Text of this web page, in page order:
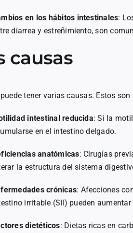
en los hábitos intestinales:
diarrea y estreñimiento, son
causas
puede tener varias causas. Estos
intestinal reducida: Si la
en el intestino delgado.
anatómicas: Cirugías
la estructura del sistema
crónicas: Afecciones
irritable (SII) pueden aumentar
dietéticos: Dietas ricas en